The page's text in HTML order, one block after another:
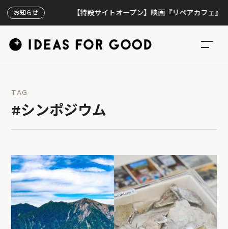
お知らせ 【特設サイトオープン】映画『リペアカフェ』、上映
TAG
#シンポジウム